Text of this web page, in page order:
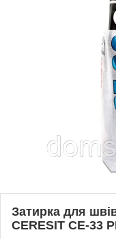
Затирка для
CERESIT CE-33